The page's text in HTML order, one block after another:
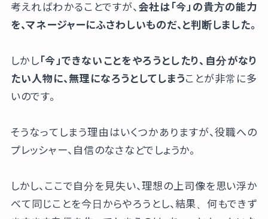
考えればわかることですが、 会社は「今」の貴方の能力
を、マネージャーにふさわしいものだ、と判断しました。
しかし 「今」できないことをやろうとしたり、自分がなり
たい人物に、無理になろうとしてしまうことが非常に多
いのです。
そうなってしまう理由はいくつかありますが、役職への
プレッシャー、自信のなさなどでしょうか。
しかし、ここで自分を見失い、理想の上司像を思い浮か
べて同じことを今日からやろうとし、結果、何もできず